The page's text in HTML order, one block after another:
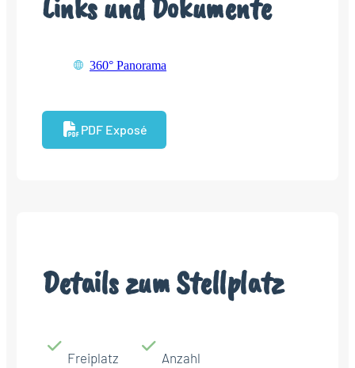
360° Panorama
PDF Exposé
Details zum Stellplatz
Freiplatz Anzahl